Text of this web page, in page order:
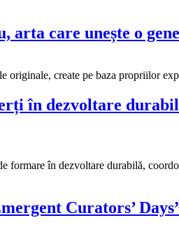
arta care unește o
originale, create pe baza propriilor
în dezvoltare
formare în dezvoltare durabilă,
Curators’